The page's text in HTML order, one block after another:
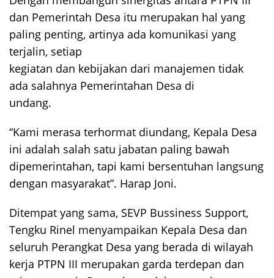
dan Pemerintah Desa itu merupakan hal yang
paling penting, artinya ada komunikasi yang
terjalin, setiap
kegiatan dan kebijakan dari manajemen tidak
ada salahnya Pemerintahan Desa di
undang.
“Kami merasa terhormat diundang, Kepala Desa
ini adalah salah satu jabatan paling bawah
dipemerintahan, tapi kami bersentuhan langsung
dengan masyarakat”. Harap Joni.
Ditempat yang sama, SEVP Bussiness Support,
Tengku Rinel menyampaikan Kepala Desa dan
seluruh Perangkat Desa yang berada di wilayah
kerja PTPN III merupakan garda terdepan dan